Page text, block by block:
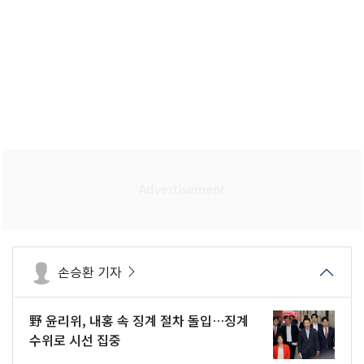
손승환 기자
野 윤리위, 내홍 속 징계 절차 돌입…징계
수위로 시선 집중